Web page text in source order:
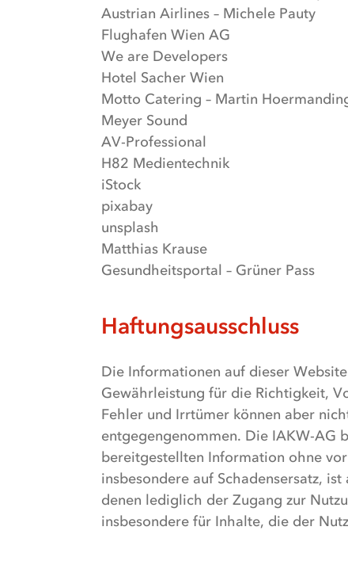
Austrian Airlines – Michele Pauty
Flughafen Wien AG
We are Developers
Hotel Sacher Wien
Motto Catering – Martin
Meyer Sound
AV-Professional
H82 Medientechnik
iStock
pixabay
unsplash
Matthias Krause
Gesundheitsportal – Grüner Pass
Haftungsausschluss
Die Informationen auf dieser
Gewährleistung für die Richtigkeit,
Fehler und Irrtümer können aber
entgegengenommen. Die IAKW-AG
bereitgestellten Information ohne
insbesondere auf Schadensersatz,
denen lediglich der Zugang zur
insbesondere für Inhalte, die der